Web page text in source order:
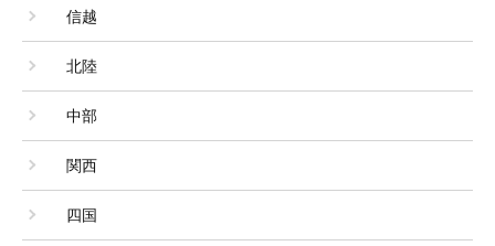
信越
北陸
中部
関西
四国